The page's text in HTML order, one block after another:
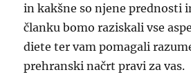
in kakšne so njene prednosti
članku bomo raziskali vse
diete ter vam pomagali
prehranski načrt pravi za vas.